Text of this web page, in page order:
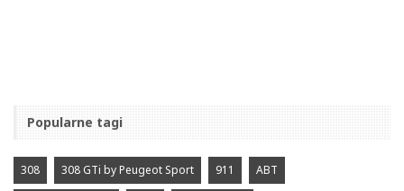
Popularne tagi
308 308 GTi by Peugeot Sport 911 ABT